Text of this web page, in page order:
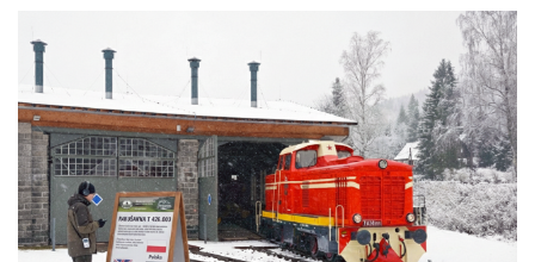
HLEDÁME DOBROVOLNÍKY
Do našeho přátelského kolektivu rádi přivítáme nové tváře,
ať už jako výpomoc na pracovních brigádach nebo při
organizaci akcí. Základáme si na spolehlivosti a příjemném
vystupování. Pokud se osvědčíš, můžeme tě začlenit do
dalších činností spolku.